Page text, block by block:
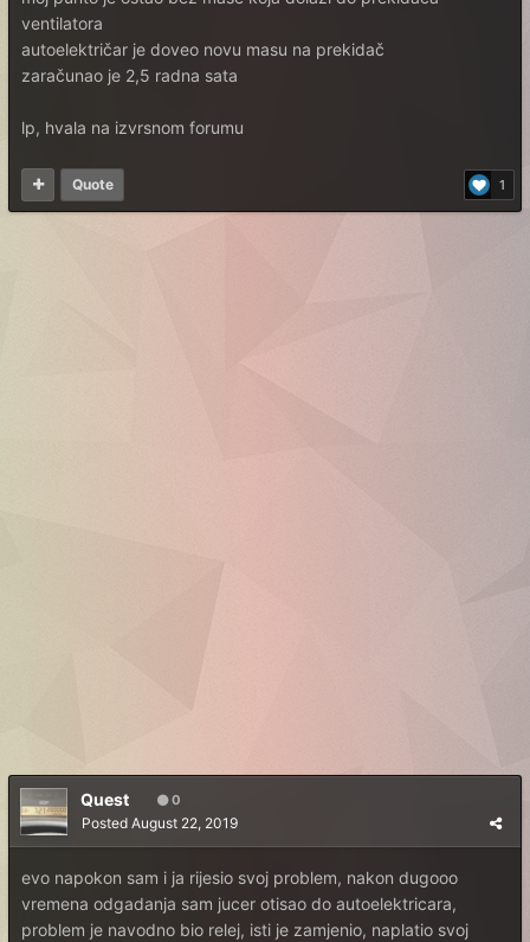
ventilatora
autoelektričar je doveo novu masu na prekidač
zaračunao je 2,5 radna sata
lp, hvala na izvrsnom forumu
1
Quote
Quest 0
Posted August 22, 2019
evo napokon sam i ja rijesio svoj problem, nakon dugooo
vremena odgadanja sam jucer otisao do autoelektricara,
problem je navodno bio relej, isti je zamjenio, naplatio svoj